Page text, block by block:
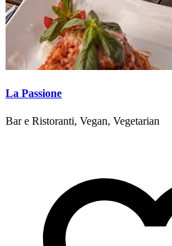
La Passione
Bar e Ristoranti, Vegan, Vegetarian